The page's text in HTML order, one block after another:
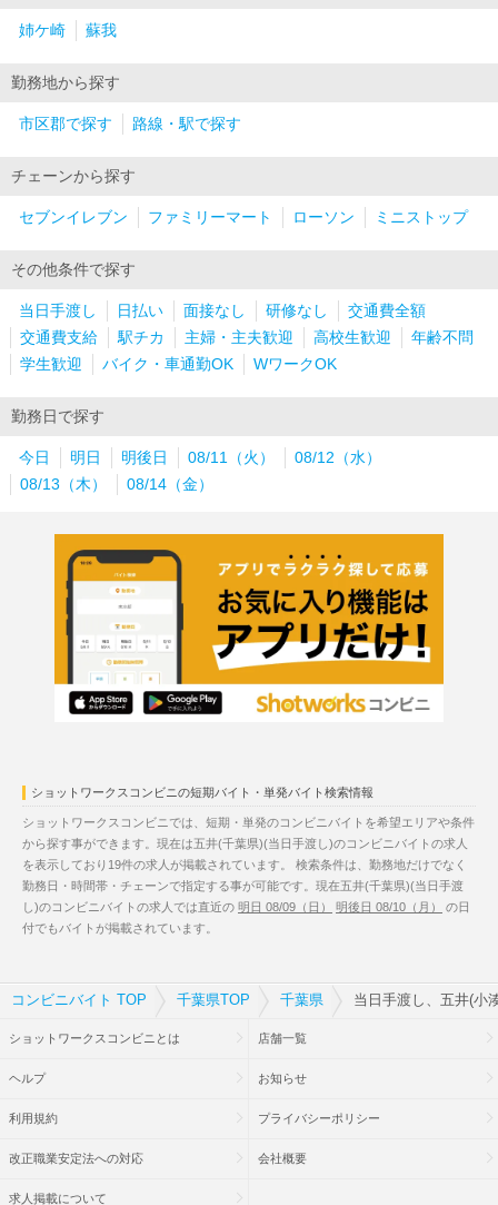
姉ケ崎 蘇我
勤務地から探す
市区郡で探す 路線・駅で探す
チェーンから探す
セブンイレブン ファミリーマート ローソン ミニストップ
その他条件で探す
当日手渡し 日払い 面接なし 研修なし
交通費全額
交通費支給
駅チカ 主婦・主夫歓迎 高校生歓迎
年齢不問
学生歓迎
バイク・車通勤OK WワークOK
勤務日で探す
今日 明日 明後日 08/11（火）
08/12（水）
08/13（木）
08/14（金）
ショットワークスコンビニの短期バイト・単発バイト検索情報
ショットワークスコンビニでは、短期・単発のコンビニバイトを希望エリアや条件
から探す事ができます。現在は五井(千葉県)(当日手渡し)のコンビニバイトの求人
を表示しており19件の求人が掲載されています。 検索条件は、勤務地だけでなく
勤務日・時間帯・チェーンで指定する事が可能です。現在五井(千葉県)(当日手渡
し)のコンビニバイトの求人では直近の 明日 08/09（日） 明後日 08/10（月）
の日
付でもバイトが掲載されています。
コンビニバイト TOP 千葉県TOP 千葉県 当日手渡し、五井(小
ショットワークスコンビニとは 店舗一覧
ヘルプ お知らせ
利用規約 プライバシーポリシー
改正職業安定法への対応 会社概要
求人掲載について